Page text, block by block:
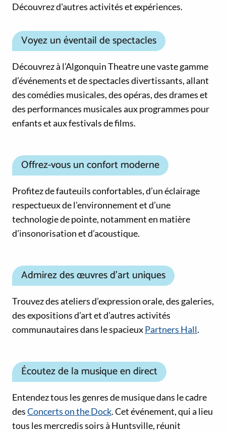
Découvrez d'autres activités et expériences.
Voyez un éventail de spectacles
Découvrez à l’Algonquin Theatre une vaste gamme
d’événements et de spectacles divertissants, allant
des comédies musicales, des opéras, des drames et
des performances musicales aux programmes pour
enfants et aux festivals de films.
Offrez-vous un confort moderne
Profitez de fauteuils confortables, d’un éclairage
respectueux de l’environnement et d’une
technologie de pointe, notamment en matière
d’insonorisation et d’acoustique.
Admirez des œuvres d’art uniques
Trouvez des ateliers d’expression orale, des galeries,
des expositions d’art et d’autres activités
communautaires dans le spacieuxPartners Hall.
Écoutez de la musique en direct
Entendez tous les genres de musique dans le cadre
desConcerts on the Dock. Cet événement, qui a lieu
tous les mercredis soirs à Huntsville, réunit